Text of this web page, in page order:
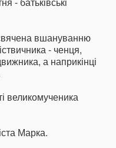
вшануванню
- ченця,
а наприкінці
великомученика
Марка.